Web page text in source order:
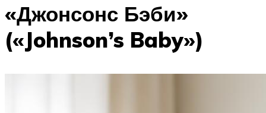
«Джонсонс Бэби»
(«Johnson’s Baby»)